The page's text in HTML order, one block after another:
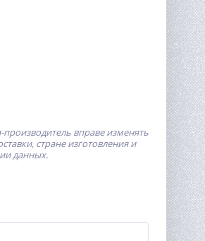
вправе изменять
стране изготовления и
данных.